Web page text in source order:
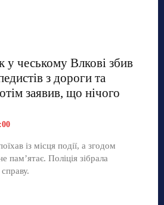
у чеському Влкові збив
з дороги та
заявив, що нічого
із місця події, а згодом
пам’ятає. Поліція зібрала